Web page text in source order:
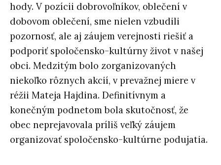
hody. V pozícii dobrovoľníkov, oblečení v
dobovom oblečení, sme nielen vzbudili
pozornosť, ale aj záujem verejnosti riešiť a
podporiť spoločensko-kultúrny život v našej
obci. Medzitým bolo zorganizovaných
niekoľko rôznych akcií, v prevažnej miere v
réžii Mateja Hajdina. Definitívnym a
konečným podnetom bola skutočnosť, že
obec neprejavovala príliš veľký záujem
organizovať spoločensko-kultúrne podujatia.